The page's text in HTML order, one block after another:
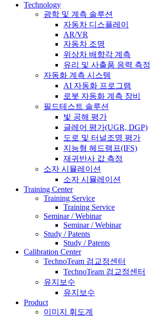
Technology
광학 및 계측 솔루션
자동차 디스플레이
AR/VR
자동차 조명
위상차 배향각 계측
유리 및 사출품 응력 측정
자동화 계측 시스템
AI 자동화 프로그램
로봇 자동화 계측 장비
필드테스트 솔루션
빛 공해 평가
글레어 평가(UGR, DGP)
도로 및 터널조명 평가
지능형 헤드램프(IFS)
재귀반사 값 측정
소자 시뮬레이션
소자 시뮬레이션
Training Center
Training Service
Training Service
Seminar / Webinar
Seminar / Webinar
Study / Patents
Study / Patents
Calibration Center
TechnoTeam 검교정센터
TechnoTeam 검교정센터
유지보수
유지보수
Product
이미지 휘도계